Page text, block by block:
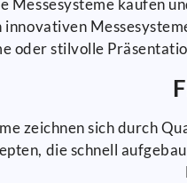
Messesysteme kaufen
innovativen
oder stilvolle
zeichnen sich durch
die schnell